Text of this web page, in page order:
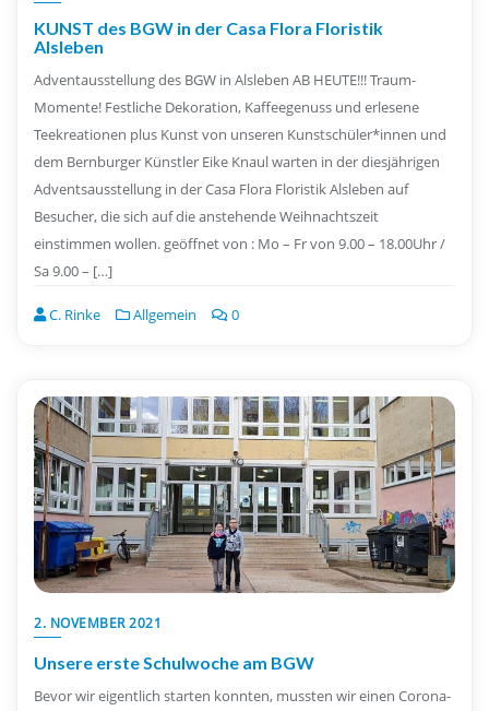
KUNST des BGW in der Casa Flora Floristik
Alsleben
Adventausstellung des BGW in Alsleben AB HEUTE!!! Traum-
Momente! Festliche Dekoration, Kaffeegenuss und erlesene
Teekreationen plus Kunst von unseren Kunstschüler*innen und
dem Bernburger Künstler Eike Knaul warten in der diesjährigen
Adventsausstellung in der Casa Flora Floristik Alsleben auf
Besucher, die sich auf die anstehende Weihnachtszeit
einstimmen wollen. geöffnet von : Mo – Fr von 9.00 – 18.00Uhr /
Sa 9.00 – […]
C. Rinke Allgemein 0
2. NOVEMBER 2021
Unsere erste Schulwoche am BGW
Bevor wir eigentlich starten konnten, mussten wir einen Corona-